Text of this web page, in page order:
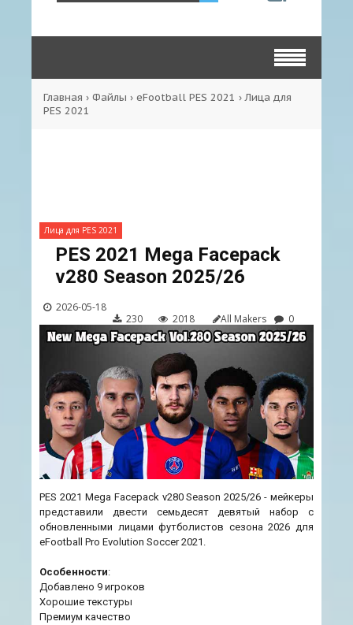
Главная › Файлы › eFootball PES 2021 ›Лица для
PES 2021
Лица для PES 2021
PES 2021 Mega Facepack
v280 Season 2025/26
2026-05-18
230
2018 All Makers 0
PES 2021 Mega Facepack v280 Season 2025/26 - мейкеры
представили двести семьдесят девятый набор с
обновленными лицами футболистов сезона 2026 для
eFootball Pro Evolution Soccer 2021.
Особенности:
Добавлено 9 игроков
Хорошие текстуры
Премиум качество